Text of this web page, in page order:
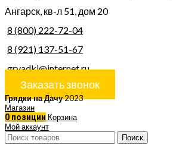
Ангарск, кв-л 51, дом 20
8 (800) 222-72-04
8 (921) 137-51-67
gryadki@internet.ru
Заказать звонок
Грядки на Дачу2023
Магазин
0 позиции Корзина
Мой аккаунт
Поиск